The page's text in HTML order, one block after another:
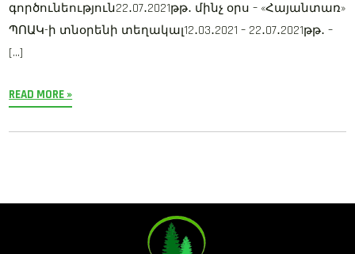
գործունեություն22․07․2021թթ․ մինչ օրս – «Հայանտառ»
ՊՈԱԿ-ի տնօրենի տեղակալ12․03․2021 – 22․07․2021թթ․ –
[…]
READ MORE »